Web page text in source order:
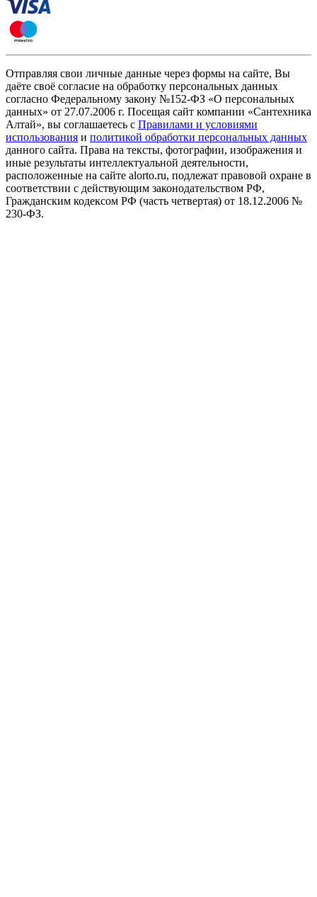
Отправляя свои личные данные через формы на сайте, Вы
даёте своё согласие на обработку персональных данных
согласно Федеральному закону №152-ФЗ «О персональных
данных» от 27.07.2006 г. Посещая сайт компании «Cантехника
Алтай», вы соглашаетесь с Правилами и условиями
использования и политикой обработки персональных данных
данного сайта. Права на тексты, фотографии, изображения и
иные результаты интеллектуальной деятельности,
расположенные на сайте alorto.ru, подлежат правовой охране в
соответствии с действующим законодательством РФ,
Гражданским кодексом РФ (часть четвертая) от 18.12.2006 №
230-ФЗ.